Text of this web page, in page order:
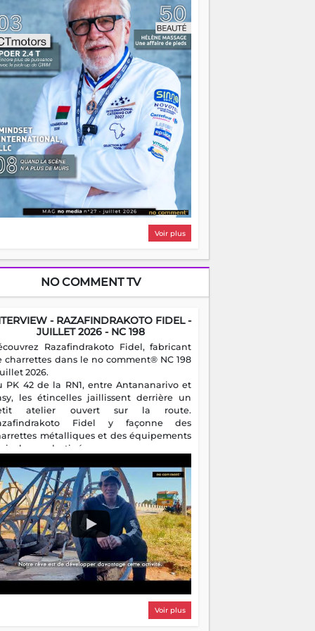
on pourrait s'arrêter là, applaudir et
chez soi satisfait. Mais ce serait
à côté d'une chose essentielle. La
ça brûle fort — et parfois, ça brûle
Une flamme sans direction peut
autant qu'elle peut consumer. C'est
que les aînés entrent en scène — pas
reprendre le gouvernail, mais pour
où sont les récifs. Les jeunes ont la
les vieux ont l'expérience, comme on
Ce n'est pas un combat de générations
c'est une question d'équipage. Partagez
réussites, mais aussi vos échecs. Surtout
échecs, d'ailleurs — ils enseignent
que n'importe quel manuel. À
la barque avance. Il faut juste
que tout le monde rame dans le
Voir plus
NO COMMENT TV
- RAZAFINDRAKOTO FIDEL -
JUILLET 2026 - NC 198
Razafindrakoto Fidel, fabricant
charrettes dans le no comment® NC 198
2026.
PK 42 de la RN1, entre Antananarivo et
les étincelles jaillissent derrière un
atelier ouvert sur la route.
Fidel y façonne des
métalliques et des équipements
destinés aux campagnes
il perpétue un métier discret mais
Voir plus